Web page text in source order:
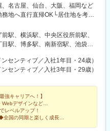
新津田沼駅、本八幡駅(都営線)、
ョン駅、宮城野通駅、仙台駅(地
、西１５丁目駅、琴似駅(札幌市
屋駅、栄町駅(愛知県)、森下駅
豊橋駅、車道駅、九条駅(京都
(京福線)、大阪梅田駅(阪神線)、
難波駅、鴫野駅、東淀川駅、な
駅、初台駅、西８丁目駅、四天
習院下駅、高輪ゲートウェイ
田駅、京成上野駅、三越前駅、
駅、高津駅(神奈川県)、蒲生駅、
八幡駅、東京ディズニーランド・
、名古屋、仙台、大阪、福岡など
地へ直行直帰OK└居住地を考慮
経験・スキルに伴い在宅、リモ
東京都渋谷区渋谷2-21-1 渋谷ヒ
東京都多摩市鶴牧1丁目4-17 い
京都新宿区西新宿三丁目3-13 西
神奈川県横浜市西区北幸2丁目
ャステール607【仙台オフィス】
ーニープレイス仙台駅前通
屋市中区栄5-26-39 GS栄ビル
中央区南船場4-10-5 南船場
岡県福岡市博多区博多駅前3-7-
駅、横浜駅、中央区役所前駅、
駅、博多駅、南新宿駅、池袋
駅、代々木上原駅、町田駅、綾
(東京都)、大門駅(東京都)、有楽
、戸塚駅、大宮駅(埼玉県)、和光
、川口駅、南越谷駅、新越谷
、柏駅、船橋駅、松戸駅、千葉
、南流山駅、流山おおたかの森
あおば通駅、長町駅、勾当台公
センティブ／入社1年目・24歳）
センティブ／入社3年目・29歳）
強キャリアへ！】
Webデザインなど…
レベルアップ！
国の同期と楽しく成長